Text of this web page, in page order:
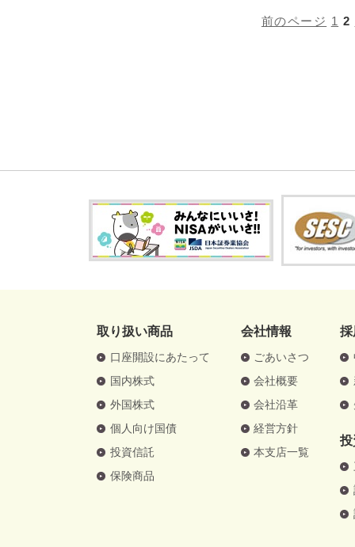
前のページ 1 2
取り扱い商品
口座開設にあたって
国内株式
外国株式
個人向け国債
投資信託
保険商品
会社情報
ごあいさつ
会社概要
会社沿革
経営方針
本支店一覧